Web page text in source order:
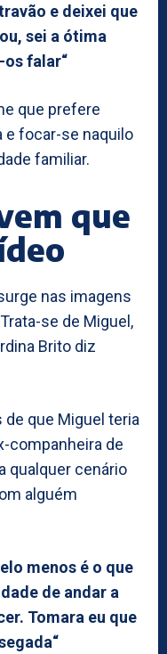
e deixei que
sei a ótima
os falar“
que prefere
e focar-se naquilo
familiar.
que
nas imagens
se de Miguel,
Brito diz
que Miguel teria
companheira de
qualquer cenário
alguém
menos é o que
de andar a
Tomara eu que